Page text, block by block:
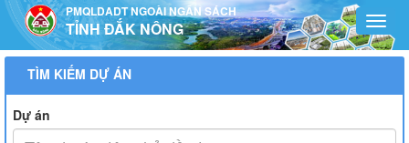
Truy cập nội dung luôn
PMQLDADT NGOÀI NGÂN SÁCH
TỈNH ĐẮK NÔNG
TÌM KIẾM DỰ ÁN
Dự án